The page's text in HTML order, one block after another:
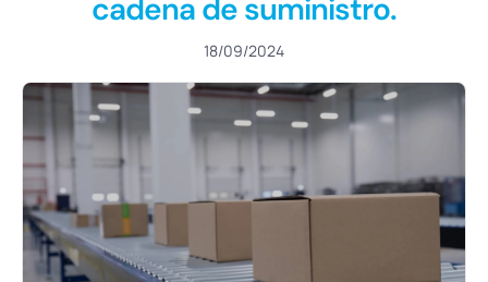
cadena de suministro.
18/09/2024